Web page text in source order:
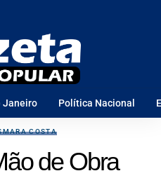
Janeiro Política Nacional
MARA COSTA
de Obra